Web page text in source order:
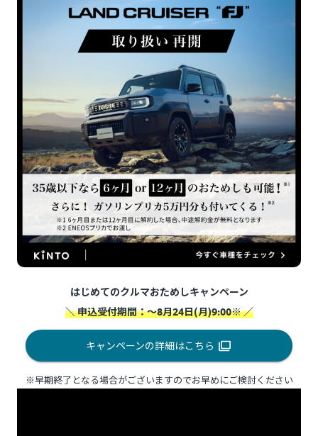
はじめてのクルマおためしキャンペーン
＼ 申込受付期間：～8月24日(月)9:00※ ／
キャンペーンの詳細はこちら
※早期終了となる場合がございますのでお早めにご検討ください